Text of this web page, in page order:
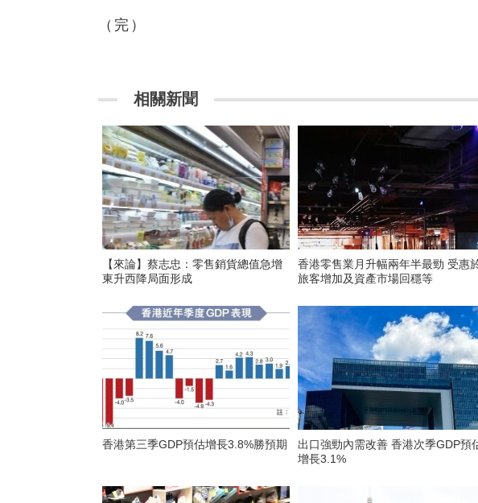
（完）
相關新聞
【來論】蔡志忠：零售銷貨總值急增
東升西降局面形成
香港零售業月升幅兩年半最勁 受惠
旅客增加及資產市場回穩等
香港第三季GDP預估增長3.8%勝預期
出口強勁內需改善 香港次季GDP預估
增長3.1%